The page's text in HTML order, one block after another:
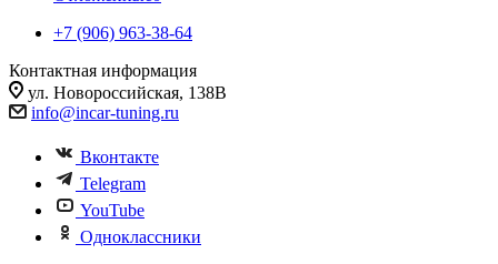
+7 (906) 963-38-64
Контактная информация
ул. Новороссийская, 138В
info@incar-tuning.ru
Вконтакте
Telegram
YouTube
Одноклассники